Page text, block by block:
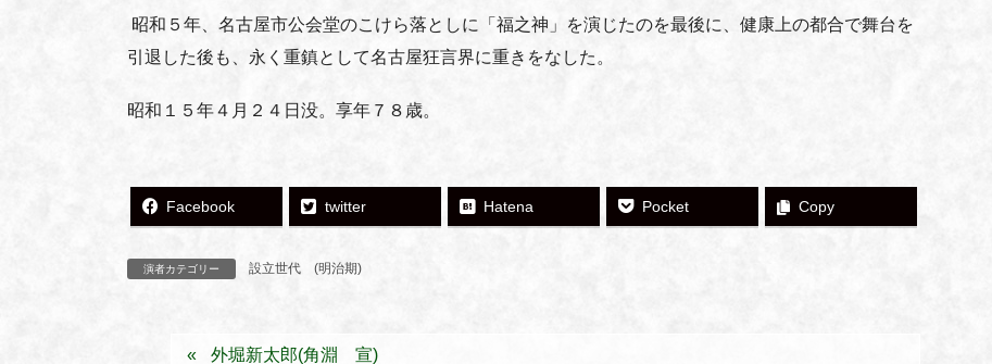
昭和５年、名古屋市公会堂のこけら落としに「福之神」を演じたのを最後に、健康上の都合で舞台を
引退した後も、永く重鎮として名古屋狂言界に重きをなした。
昭和１５年４月２４日没。享年７８歳。
Facebook twitter Hatena Pocket Copy
演者カテゴリー 設立世代 (明治期)
外堀新太郎(角淵 宣)